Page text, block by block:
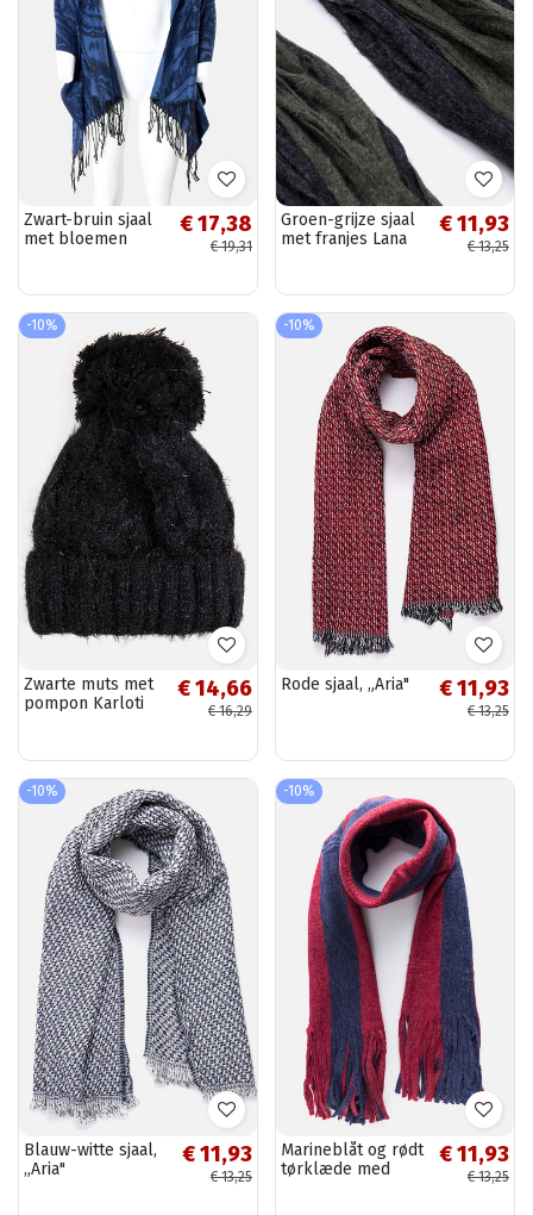
Zwart-bruin sjaal
met bloemen
€ 17,38
€ 19,31
Groen-grijze sjaal
met franjes Lana
€ 11,93
€ 13,25
-10%
Zwarte muts met
pompon Karloti
€ 14,66
€ 16,29
-10%
Rode sjaal, „Aria" € 11,93
€ 13,25
-10%
Blauw-witte sjaal,
„Aria"
€ 11,93
€ 13,25
-10%
Marineblåt og rødt
tørklæde med
€ 11,93
€ 13,25